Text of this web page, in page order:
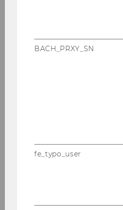
Female Leadership
Am 17. No­vem­ber 2023
ship Sum­mit in Wien
rin Maria Yo­ve­s­ka war vor
wich­ti­ge Ein­bli­cke zum
BACH_PRXY_SN
fe_typo_user